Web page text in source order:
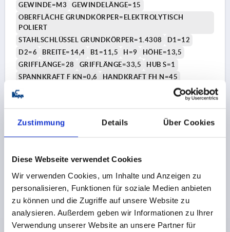
Zustimmung Details Über Cookies
Diese Webseite verwendet Cookies
Wir verwenden Cookies, um Inhalte und Anzeigen zu
personalisieren, Funktionen für soziale Medien anbieten
zu können und die Zugriffe auf unsere Website zu
analysieren. Außerdem geben wir Informationen zu Ihrer
Verwendung unserer Website an unsere Partner für
GEWINDE=M3
GEWINDELÄNGE=15
OBERFLÄCHE GRUNDKÖRPER=ELEKTROLYTISCH
POLIERT
STAHLSCHLÜSSEL GRUNDKÖRPER=1.4308
D1=12
D2=6
BREITE=14,4 B1=11,5 H=9
HÖHE=13,5
GRIFFLÄNGE=28
GRIFFLÄNGE=33,5
HUB S=1
SPANNKRAFT F KN=0,6
HANDKRAFT FH N=45
Bestellnummer:
16,33 CHF
zzgl. MwSt.
DETAILS
K0645 AG